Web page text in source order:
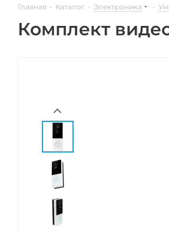
Главная - Каталог - Электроника -
Комплект